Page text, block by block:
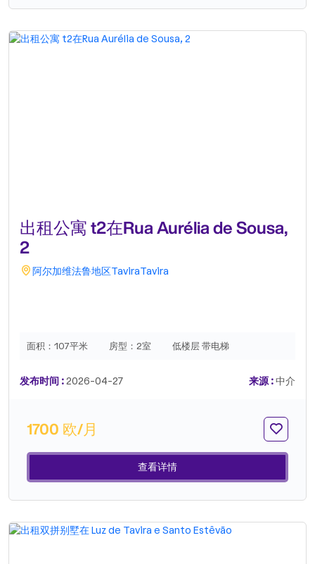
出租公寓 t2在Rua Aurélia de Sousa,
2
阿尔加维法鲁地区TaviraTavira
面积： 107平米 房型： 2室 低楼层 带电梯
发布时间 :2026-04-27 来源 :中介
1700 欧/月
查看详情